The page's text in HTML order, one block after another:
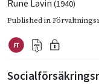
Rune Lavin (1940)
Published in